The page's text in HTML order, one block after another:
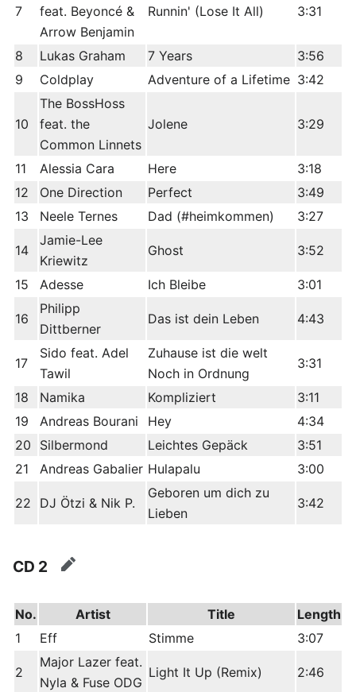
7
feat. Beyoncé &
Arrow Benjamin
Runnin' (Lose It All) 3:31
8 Lukas Graham 7 Years
3:56
9
Coldplay Adventure of a Lifetime 3:42
10
The BossHoss
feat. the
Common Linnets
Jolene 3:29
11 Alessia Cara Here
3:18
12
One Direction Perfect
3:49
13
Neele Ternes Dad (#heimkommen) 3:27
14
Jamie-Lee
Kriewitz
Ghost 3:52
15 Adesse Ich Bleibe 3:01
16
Philipp
Dittberner
Das ist dein Leben 4:43
17
Sido feat. Adel
Tawil
Zuhause ist die welt
Noch in Ordnung
3:31
18 Namika Kompliziert
3:11
19
Andreas Bourani Hey
4:34
20
Silbermond Leichtes Gepäck
3:51
21
Andreas Gabalier Hulapalu 3:00
22 DJ Ötzi & Nik P.
Geboren um dich zu
Lieben
3:42
CD 2 edit
No. Artist Title
Length
1
Eff Stimme 3:07
2
Major Lazer feat.
Nyla & Fuse ODG
Light It Up (Remix) 2:46